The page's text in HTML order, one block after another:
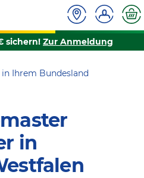
sichern! Zur Anmeldung
Ihrem Bundesland
in